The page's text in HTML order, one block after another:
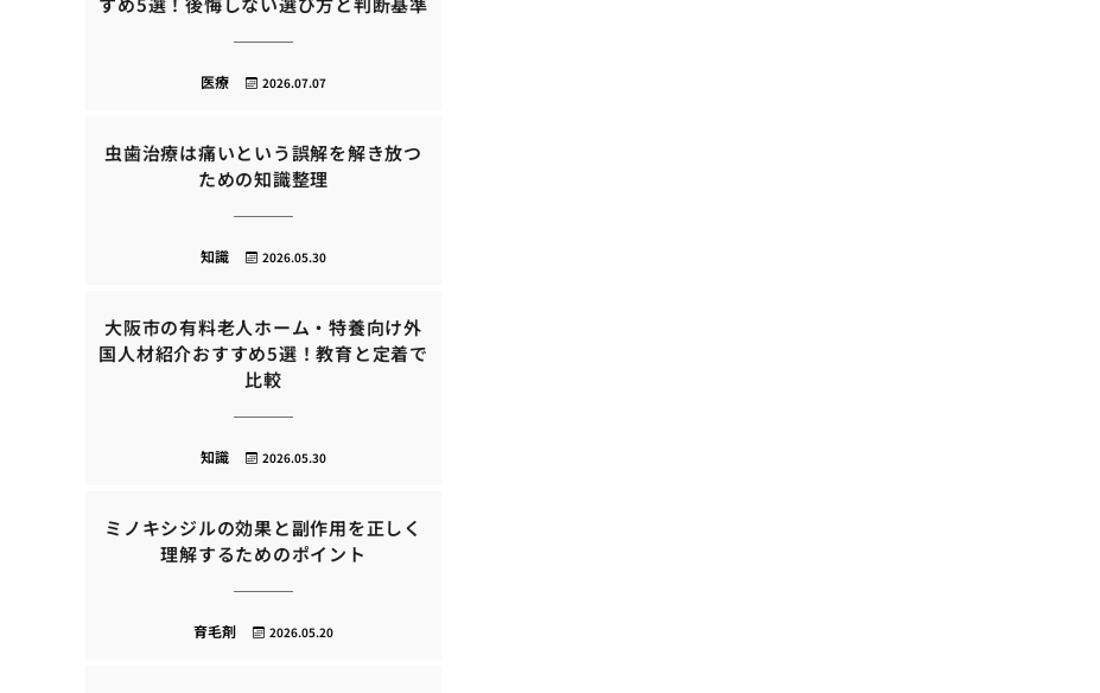
2026.07.07
医療
虫歯治療は痛いという誤解を解き放つ
ための知識整理
2026.05.30
知識
大阪市の有料老人ホーム・特養向け外
国人材紹介おすすめ5選！教育と定着で
比較
2026.05.30
知識
ミノキシジルの効果と副作用を正しく
理解するためのポイント
2026.05.20
育毛剤